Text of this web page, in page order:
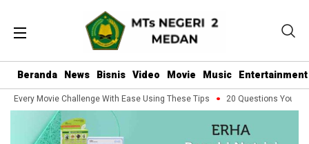
Beranda News Bisnis Video Movie Music Entertainment
Every Movie Challenge With Ease Using These Tips 20 Questions You